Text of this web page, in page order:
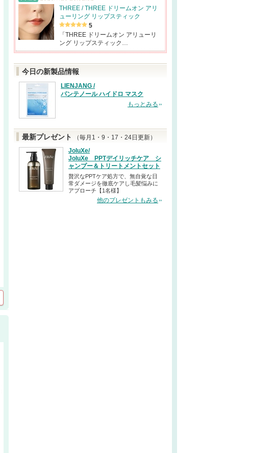
THREE / THREE ドリームオン アリ
ューリング リップスティック
5
「THREE ドリームオン アリューリ
ング リップスティック…
今日の新製品情報
LIENJANG /
パンテノール ハイドロ マスク
もっとみる
最新プレゼント
（毎月1・9・17・24日更新）
JoluXe/
JoluXe PPTデイリッチケア シ
ャンプー＆トリートメントセット
贅沢なPPTケア処方で、無自覚な日
常ダメージを徹底ケアし毛髪悩みに
アプローチ【1名様】
他のプレゼントもみる